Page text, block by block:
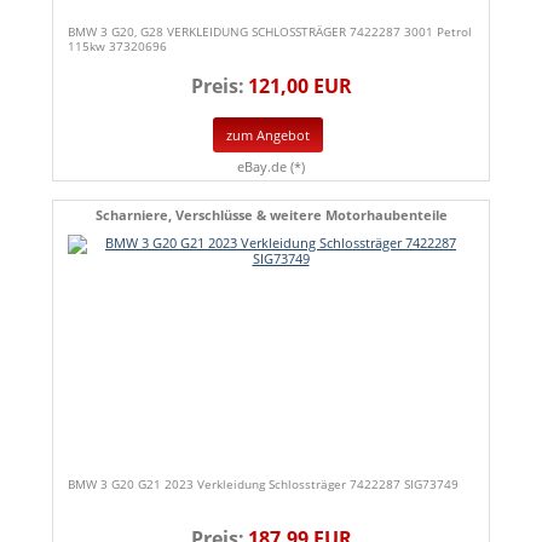
BMW 3 G20, G28 VERKLEIDUNG SCHLOSSTRÄGER 7422287 3001 Petrol
115kw 37320696
Preis: 121,00 EUR
zum Angebot
eBay.de (*)
Scharniere, Verschlüsse & weitere Motorhaubenteile
BMW 3 G20 G21 2023 Verkleidung Schlossträger 7422287 SIG73749